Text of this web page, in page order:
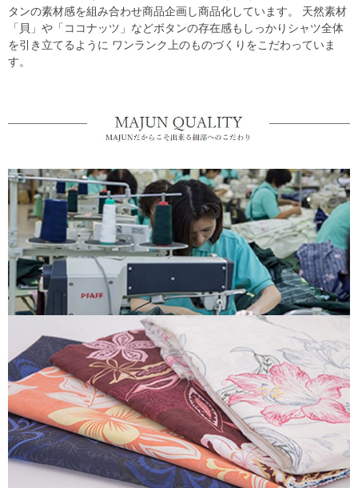
タンの素材感を組み合わせ商品企画し商品化しています。 天然素材
「貝」や「ココナッツ」などボタンの存在感もしっかりシャツ全体
を引き立てるように ワンランク上のものづくりをこだわっていま
す。